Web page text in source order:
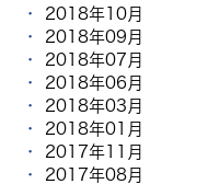
2018年10月
2018年09月
2018年07月
2018年06月
2018年03月
2018年01月
2017年11月
2017年08月